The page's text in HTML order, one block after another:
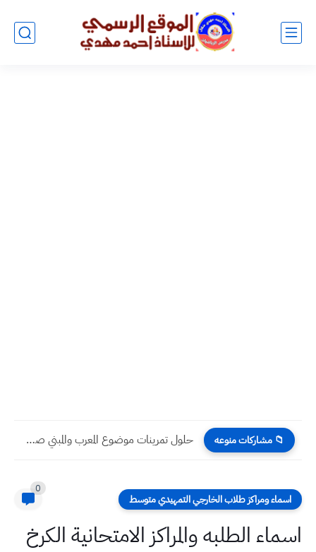
📁 مشاركات منوعه ملخص الفصل الاول الوحدة الاولى الحاسوب للصف الرابع الاعدادي
اسماء ومراكز طلاب الخارجي التمهيدي متوسط
0
اسماء الطلبه والمراكز الامتحانية الكرخ